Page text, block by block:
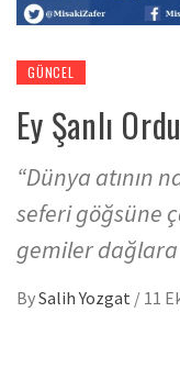
GÜNCEL
Ey Şanlı Ordu
“Dünya atının
seferi göğsüne
gemiler dağlara
BySalih Yozgat / 11